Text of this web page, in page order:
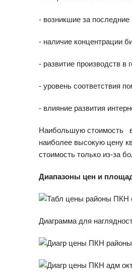
- возникшие за
- наличие концентрации
- развитие производств в
- уровень соответствия
- влияние развития
Наибольшую стоимость
наиболее высокую цену
стоимость только из-за
Диапазоны цен и
Диаграмма для